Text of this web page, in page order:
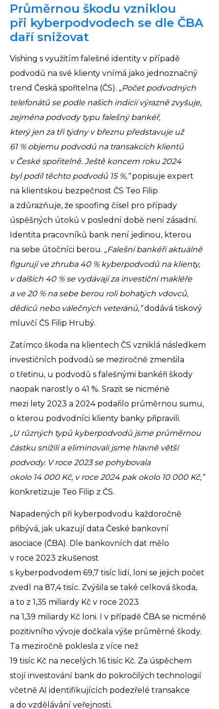
Průměrnou škodu vzniklou
při kyberpodvodech se dle ČBA
daří snižovat
Vishing s využitím falešné identity v případě
podvodů na své klienty vnímá jako jednoznačný
trend Česká spořitelna (ČS). „Počet podvodných
telefonátů se podle našich indicií výrazně zvyšuje,
zejména podvody typu falešný bankéř,
který jen za tři týdny v březnu představuje už
61 % objemu podvodů na transakcích klientů
v České spořitelně. Ještě koncem roku 2024
byl podíl těchto podvodů 15 %,”popisuje expert
na klientskou bezpečnost ČS Teo Filip
a zdůrazňuje, že spoofing čísel pro případy
úspěšných útoků v poslední době není zásadní.
Identita pracovníků bank není jedinou, kterou
na sebe útočníci berou. „Falešní bankéři aktuálně
figurují ve zhruba 40 % kyberpodvodů na klienty,
v dalších 40 % se vydávají za investiční makléře
a ve 20 % na sebe berou roli bohatých vdovců,
dědiců nebo válečných veteránů,”dodává tiskový
mluvčí ČS Filip Hrubý.
Zatímco škoda na klientech ČS vzniklá následkem
investičních podvodů se meziročně zmenšila
o třetinu, u podvodů s falešnými bankéři škody
naopak narostly o 41 %. Srazit se nicméně
mezi lety 2023 a 2024 podařilo průměrnou sumu,
o kterou podvodníci klienty banky připravili.
„U různých typů kyberpodvodů jsme průměrnou
částku snížili a eliminovali jsme hlavně větší
podvody. V roce 2023 se pohybovala
okolo 14 000 Kč, v roce 2024 pak okolo 10 000 Kč,”
konkretizuje Teo Filip z ČS.
Napadených při kyberpodvodu každoročně
přibývá, jak ukazují data České bankovní
asociace (ČBA). Dle bankovních dat mělo
v roce 2023 zkušenost
s kyberpodvodem 69,7 tisíc lidí, loni se jejich počet
zvedl na 87,4 tisíc. Zvýšila se také celková škoda,
a to z 1,35 miliardy Kč v roce 2023
na 1,39 miliardy Kč loni. I v případě ČBA se nicméně
pozitivního vývoje dočkala výše průměrné škody.
Ta meziročně poklesla z více než
19 tisíc Kč na necelých 16 tisíc Kč. Za úspěchem
stojí investování bank do pokročilých technologií
včetně AI identifikujících podezřelé transakce
a do vzdělávání veřejnosti.